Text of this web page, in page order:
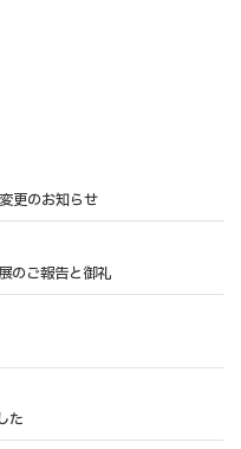
更のお知らせ
のご報告と御礼
た